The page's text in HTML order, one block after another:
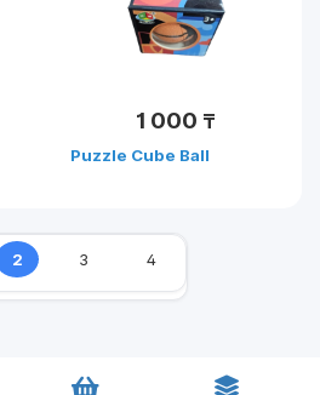
1 000 ₸
Puzzle Cube Ball
2 3 4